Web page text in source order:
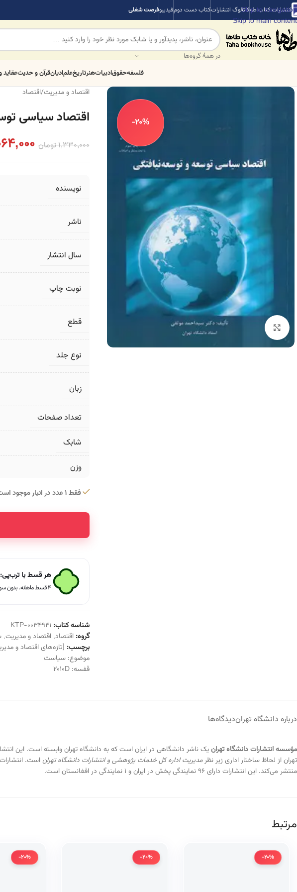
Skip to navigation
Skip to main content
انتشارات کتاب طهکاتالوگ انتشاراتکتاب دست دومفیدیبوفرصت شغلی
در همهٔ گروه‌ها
فلسفهحقوقادبیاتهنرتاریخعلمادیانقرآن و حدیثعقاید
-20%
برای بزرگنمایی کلیک کنید
اقتصاد و مدیریت/اقتصاد
اقتصاد سیاسی
1,330,000تومان
نویسنده
ناشر
سال انتشار
نوبت چاپ
قطع
نوع جلد
زبان
تعداد صفحات
شابک
وزن
فقط 1 عدد در انبار موجود است
هر قسط با
۴ قسط ماهانه. بدون سود، چک و ضامن.
شناسه کتاب: KTP-0034941
گروه: اقتصاد, اقتصاد و مدیریت,
برچسب: [تازه‌های اقتصاد و
موضوع:سیاست
قفسه:2010D
درباره دانشگاه تهراندیدگاه‌ها
مؤسسه انتشارات دانشگاه تهران
تهران از لحاظ ساختار اداری زیر نظرمدیریت اداره کل خدمات پژوهشی و انتشارات دانشگاه تهران
منتشر می‌کند. این انتشارات دارای ۹۶ نمایندگی پخش در ایران و ۱ نمایندگی در افغانستان است.
مرتبط
-20%
-20%
-20%